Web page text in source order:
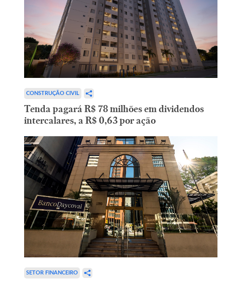
CONSTRUÇÃO CIVIL
Tenda pagará R$ 78 milhões em dividendos
intercalares, a R$ 0,63 por ação
SETOR FINANCEIRO